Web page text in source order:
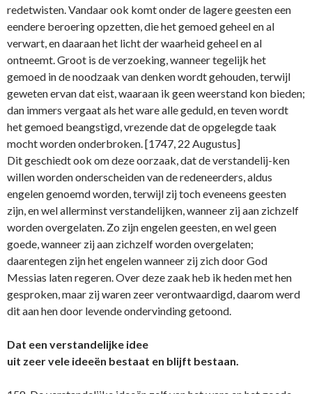
redetwisten. Vandaar ook komt onder de lagere geesten een
eendere beroering opzetten, die het gemoed geheel en al
verwart, en daaraan het licht der waarheid geheel en al
ontneemt. Groot is de verzoeking, wanneer tegelijk het
gemoed in de noodzaak van denken wordt gehouden, terwijl
geweten ervan dat eist, waaraan ik geen weerstand kon bieden;
dan immers vergaat als het ware alle geduld, en teven wordt
het gemoed beangstigd, vrezende dat de opgelegde taak
mocht worden onderbroken. [1747, 22 Augustus]
Dit geschiedt ook om deze oorzaak, dat de verstandelij-ken
willen worden onderscheiden van de redeneerders, aldus
engelen genoemd worden, terwijl zij toch eveneens geesten
zijn, en wel allerminst verstandelijken, wanneer zij aan zichzelf
worden overgelaten. Zo zijn engelen geesten, en wel geen
goede, wanneer zij aan zichzelf worden overgelaten;
daarentegen zijn het engelen wanneer zij zich door God
Messias laten regeren. Over deze zaak heb ik heden met hen
gesproken, maar zij waren zeer verontwaardigd, daarom werd
dit aan hen door levende ondervinding getoond.
Dat een verstandelijke idee
uit zeer vele ideeën bestaat en blijft bestaan.